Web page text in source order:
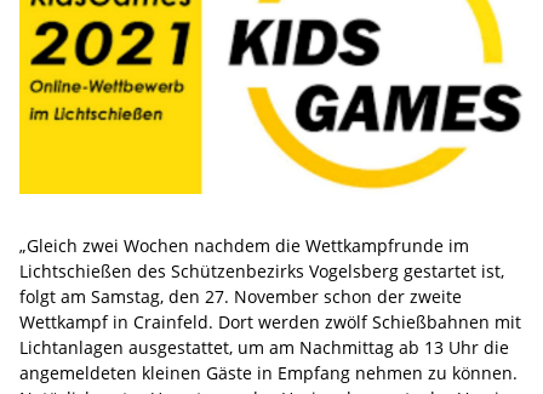
„Gleich zwei Wochen nachdem die Wettkampfrunde im
Lichtschießen des Schützenbezirks Vogelsberg gestartet ist,
folgt am Samstag, den 27. November schon der zweite
Wettkampf in Crainfeld. Dort werden zwölf Schießbahnen mit
Lichtanlagen ausgestattet, um am Nachmittag ab 13 Uhr die
angemeldeten kleinen Gäste in Empfang nehmen zu können.